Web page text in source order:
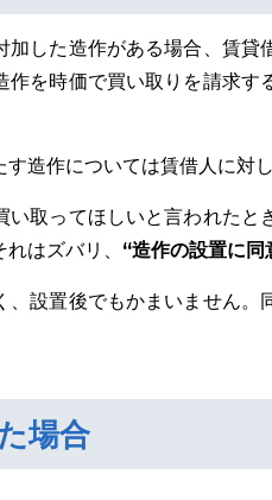
加した造作がある場合、賃
を時価で買い取りを請求す
造作については賃借人に対
い取ってほしいと言われたと
はズバリ、 “造作の設置に
、設置後でもかまいません。
場合